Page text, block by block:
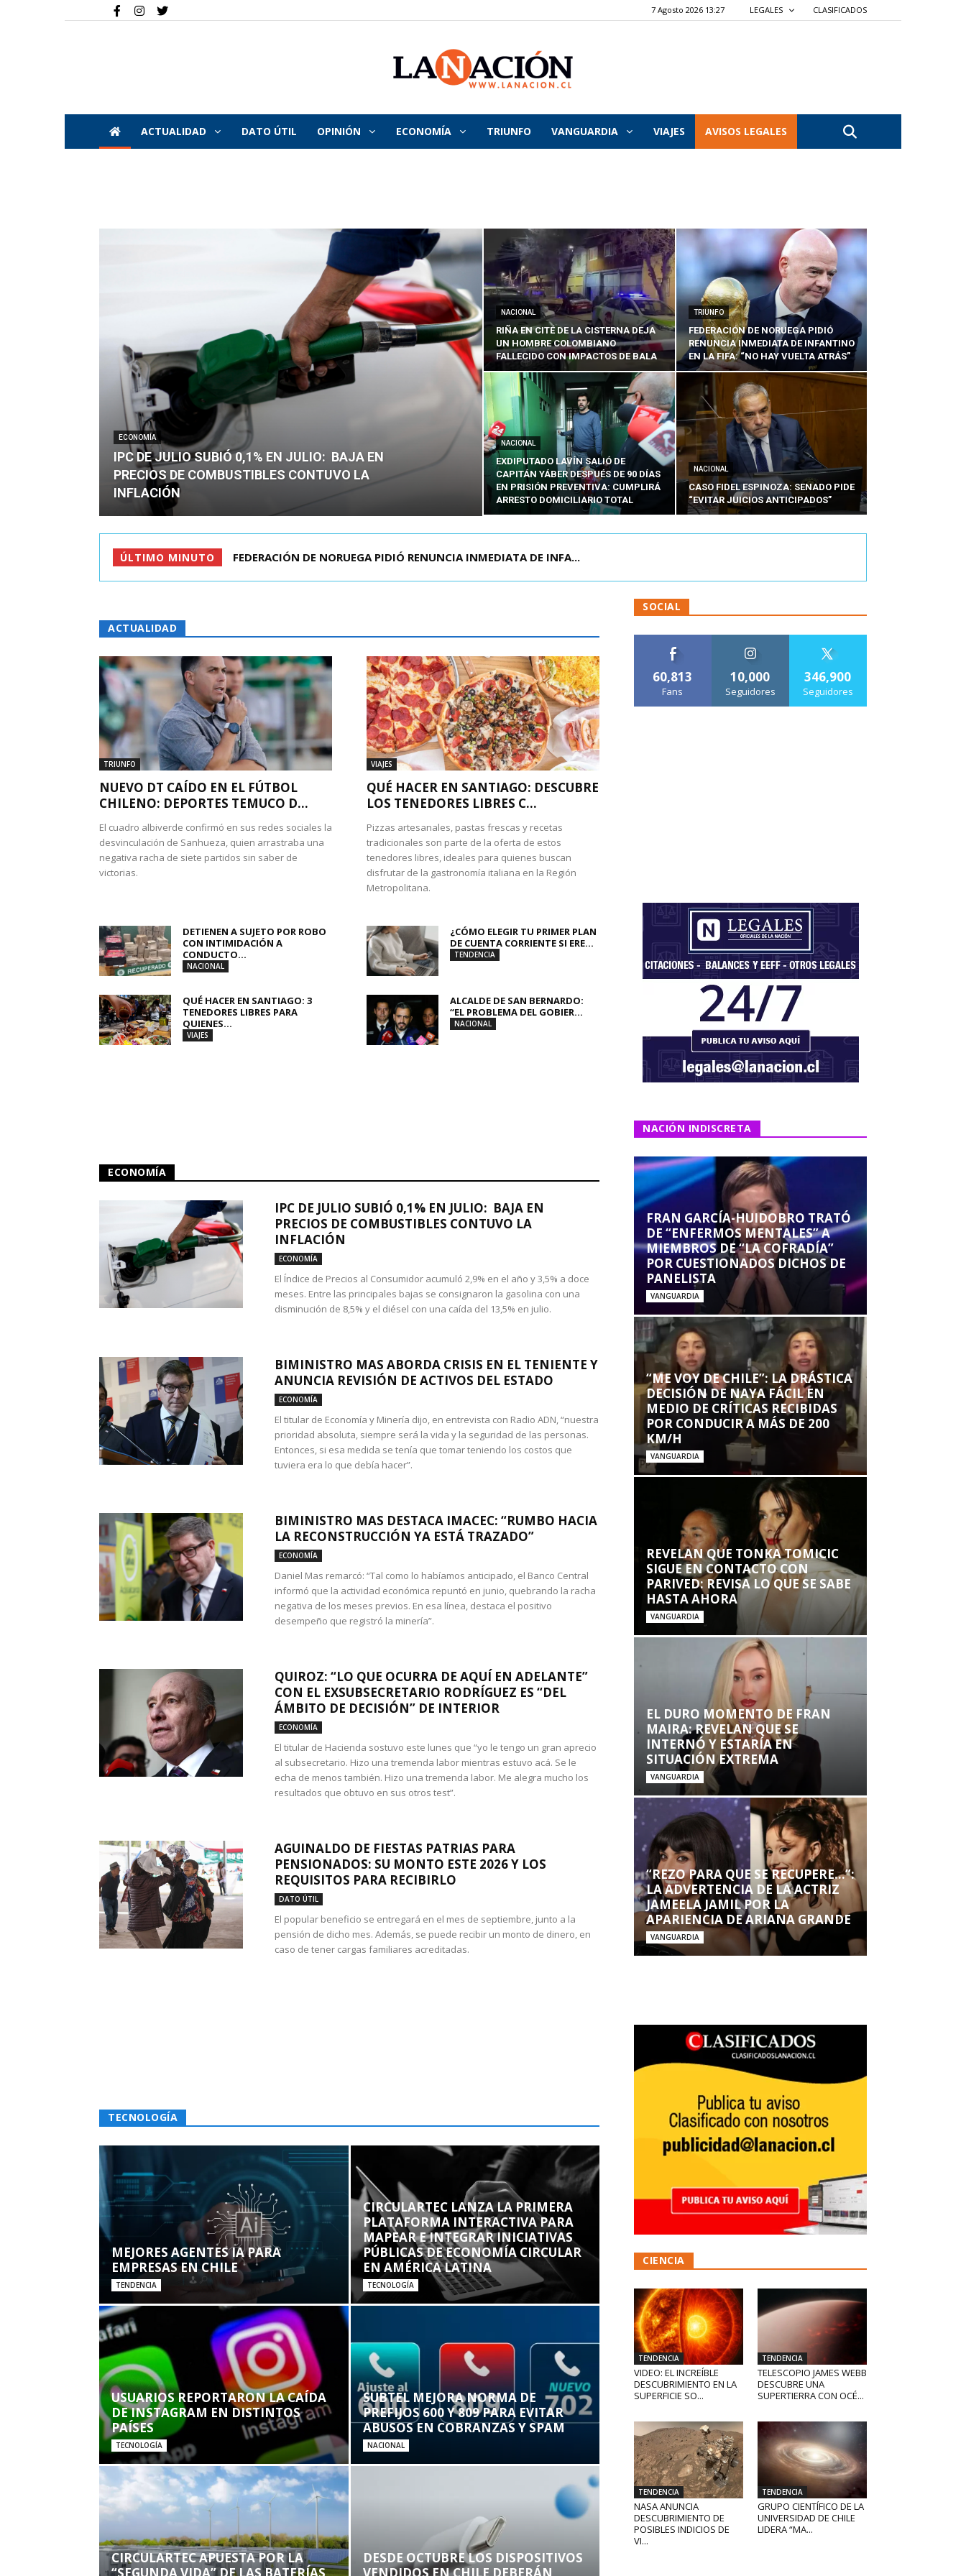
7 Agosto 2026 13:27 LEGALES CLASIFICADOS
La
Nación
ACTUALIDAD DATO ÚTIL OPINIÓN ECONOMÍA TRIUNFO VANGUARDIA VIAJES AVISOS LEGALES
ECONOMÍA
IPC DE JULIO SUBIÓ 0,1% EN JULIO: BAJA EN
PRECIOS DE COMBUSTIBLES CONTUVO LA
INFLACIÓN
NACIONAL
RIÑA EN CITÉ DE LA CISTERNA DEJA
UN HOMBRE COLOMBIANO
FALLECIDO CON IMPACTOS DE BALA
TRIUNFO
FEDERACIÓN DE NORUEGA PIDIÓ
RENUNCIA INMEDIATA DE INFANTINO
EN LA FIFA: “NO HAY VUELTA ATRÁS”
NACIONAL
EXDIPUTADO LAVÍN SALIÓ DE
CAPITÁN YÁBER DESPUÉS DE 90 DÍAS
EN PRISIÓN PREVENTIVA: CUMPLIRÁ
ARRESTO DOMICILIARIO TOTAL
NACIONAL
CASO FIDEL ESPINOZA: SENADO PIDE
“EVITAR JUICIOS ANTICIPADOS”
ÚLTIMO MINUTO FEDERACIÓN DE NORUEGA PIDIÓ RENUNCIA INMEDIATA DE INFA...
ACTUALIDAD
TRIUNFO
NUEVO DT CAÍDO EN EL FÚTBOL
CHILENO: DEPORTES TEMUCO D...
El cuadro albiverde confirmó en sus redes sociales la
desvinculación de Sanhueza, quien arrastraba una
negativa racha de siete partidos sin saber de
victorias.
VIAJES
QUÉ HACER EN SANTIAGO: DESCUBRE
LOS TENEDORES LIBRES C...
Pizzas artesanales, pastas frescas y recetas
tradicionales son parte de la oferta de estos
tenedores libres, ideales para quienes buscan
disfrutar de la gastronomía italiana en la Región
Metropolitana.
DETIENEN A SUJETO POR ROBO
CON INTIMIDACIÓN A
CONDUCTO...
NACIONAL
¿CÓMO ELEGIR TU PRIMER PLAN
DE CUENTA CORRIENTE SI ERE...
TENDENCIA
QUÉ HACER EN SANTIAGO: 3
TENEDORES LIBRES PARA
QUIENES...
VIAJES
ALCALDE DE SAN BERNARDO:
“EL PROBLEMA DEL GOBIER...
NACIONAL
ECONOMÍA
IPC DE JULIO SUBIÓ 0,1% EN JULIO: BAJA EN
PRECIOS DE COMBUSTIBLES CONTUVO LA
INFLACIÓN
ECONOMÍA
El Índice de Precios al Consumidor acumuló 2,9% en el año y 3,5% a doce
meses. Entre las principales bajas se consignaron la gasolina con una
disminución de 8,5% y el diésel con una caída del 13,5% en julio.
BIMINISTRO MAS ABORDA CRISIS EN EL TENIENTE Y
ANUNCIA REVISIÓN DE ACTIVOS DEL ESTADO
ECONOMÍA
El titular de Economía y Minería dijo, en entrevista con Radio ADN, “nuestra
prioridad absoluta, siempre será la vida y la seguridad de las personas.
Entonces, si esa medida se tenía que tomar teniendo los costos que
tuviera era lo que debía hacer”.
BIMINISTRO MAS DESTACA IMACEC: “RUMBO HACIA
LA RECONSTRUCCIÓN YA ESTÁ TRAZADO”
ECONOMÍA
Daniel Mas remarcó: “Tal como lo habíamos anticipado, el Banco Central
informó que la actividad económica repuntó en junio, quebrando la racha
negativa de los meses previos. En esa línea, destaca el positivo
desempeño que registró la minería”.
QUIROZ: “LO QUE OCURRA DE AQUÍ EN ADELANTE”
CON EL EXSUBSECRETARIO RODRÍGUEZ ES “DEL
ÁMBITO DE DECISIÓN” DE INTERIOR
ECONOMÍA
El titular de Hacienda sostuvo este lunes que “yo le tengo un gran aprecio
al subsecretario. Hizo una tremenda labor mientras estuvo acá. Se le
echa de menos también. Hizo una tremenda labor. Me alegra mucho los
resultados que obtuvo en sus otros test”.
AGUINALDO DE FIESTAS PATRIAS PARA
PENSIONADOS: SU MONTO ESTE 2026 Y LOS
REQUISITOS PARA RECIBIRLO
DATO ÚTIL
El popular beneficio se entregará en el mes de septiembre, junto a la
pensión de dicho mes. Además, se puede recibir un monto de dinero, en
caso de tener cargas familiares acreditadas.
TECNOLOGÍA
MEJORES AGENTES IA PARA
EMPRESAS EN CHILE
TENDENCIA
CIRCULARTEC LANZA LA PRIMERA
PLATAFORMA INTERACTIVA PARA
MAPEAR E INTEGRAR INICIATIVAS
PÚBLICAS DE ECONOMÍA CIRCULAR
EN AMÉRICA LATINA
TECNOLOGÍA
USUARIOS REPORTARON LA CAÍDA
DE INSTAGRAM EN DISTINTOS
PAÍSES
TECNOLOGÍA
SUBTEL MEJORA NORMA DE
PREFIJOS 600 Y 809 PARA EVITAR
ABUSOS EN COBRANZAS Y SPAM
NACIONAL
CIRCULARTEC APUESTA POR LA
DESDE OCTUBRE LOS DISPOSITIVOS
SOCIAL
60,813
Fans
10,000
Seguidores
346,900
Seguidores
NACIÓN INDISCRETA
FRAN GARCÍA-HUIDOBRO TRATÓ
DE “ENFERMOS MENTALES” A
MIEMBROS DE “LA COFRADÍA”
POR CUESTIONADOS DICHOS DE
PANELISTA
VANGUARDIA
“ME VOY DE CHILE”: LA DRÁSTICA
DECISIÓN DE NAYA FÁCIL EN
MEDIO DE CRÍTICAS RECIBIDAS
POR CONDUCIR A MÁS DE 200
KM/H
VANGUARDIA
REVELAN QUE TONKA TOMICIC
SIGUE EN CONTACTO CON
PARIVED: REVISA LO QUE SE SABE
HASTA AHORA
VANGUARDIA
EL DURO MOMENTO DE FRAN
MAIRA: REVELAN QUE SE
INTERNÓ Y ESTARÍA EN
SITUACIÓN EXTREMA
VANGUARDIA
“REZO PARA QUE SE RECUPERE…”:
LA ADVERTENCIA DE LA ACTRIZ
JAMEELA JAMIL POR LA
APARIENCIA DE ARIANA GRANDE
VANGUARDIA
CIENCIA
TENDENCIA
VIDEO: EL INCREÍBLE
DESCUBRIMIENTO EN LA
SUPERFICIE SO...
TENDENCIA
TELESCOPIO JAMES WEBB
DESCUBRE UNA
SUPERTIERRA CON OCÉ...
TENDENCIA
NASA ANUNCIA
DESCUBRIMIENTO DE
POSIBLES INDICIOS DE
VI...
TENDENCIA
GRUPO CIENTÍFICO DE LA
UNIVERSIDAD DE CHILE
LIDERA “MA...